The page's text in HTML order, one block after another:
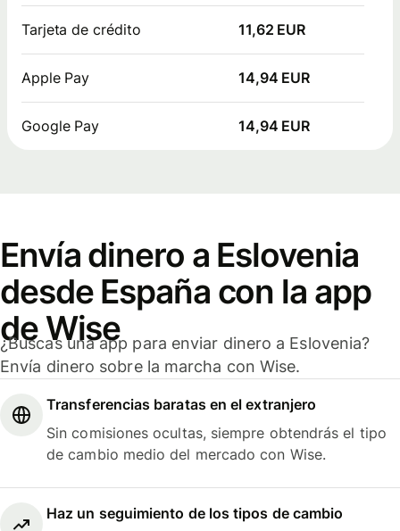
Tarjeta de crédito 11,62 EUR
Apple Pay 14,94 EUR
Google Pay 14,94 EUR
Envía dinero a Eslovenia
desde España con la app
de Wise
¿Buscas una app para enviar dinero a Eslovenia?
Envía dinero sobre la marcha con Wise.
Transferencias baratas en el extranjero
Sin comisiones ocultas, siempre obtendrás el tipo
de cambio medio del mercado con Wise.
Haz un seguimiento de los tipos de cambio